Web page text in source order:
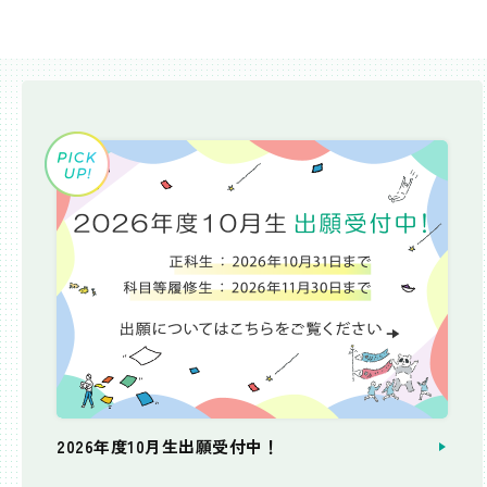
2026年度10月生出願受付中！
個別相談会